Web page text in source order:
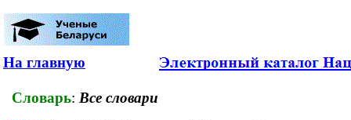
На главную
Словарь: Все словари